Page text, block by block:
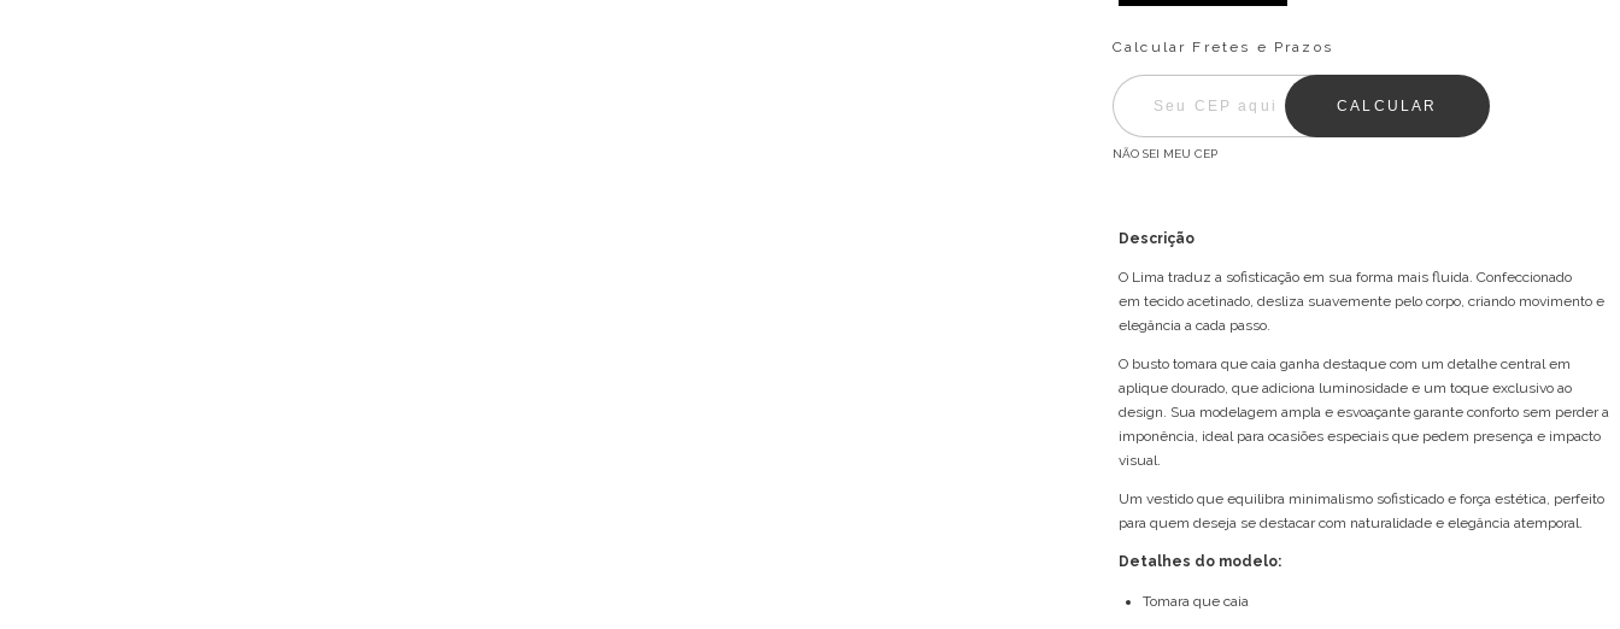
Calcular Fretes e Prazos
CALCULAR
NÃO SEI MEU CEP
Descrição
O Lima traduz a sofisticação em sua forma mais fluida. Confeccionado
em tecido acetinado, desliza suavemente pelo corpo, criando movimento e
elegância a cada passo.
O busto tomara que caia ganha destaque com um detalhe central em
aplique dourado, que adiciona luminosidade e um toque exclusivo ao
design. Sua modelagem ampla e esvoaçante garante conforto sem perder a
imponência, ideal para ocasiões especiais que pedem presença e impacto
visual.
Um vestido que equilibra minimalismo sofisticado e força estética, perfeito
para quem deseja se destacar com naturalidade e elegância atemporal.
Detalhes do modelo:
Tomara que caia